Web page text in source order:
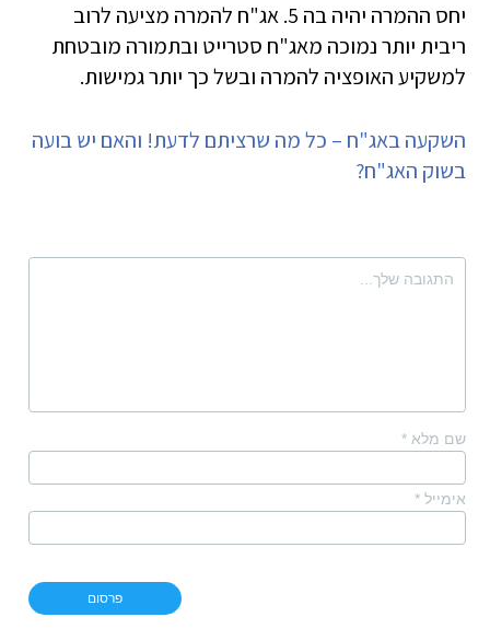
יחס ההמרה יהיה בה 5. אג"ח להמרה מציעה לרוב
ריבית יותר נמוכה מאג"ח סטרייט ובתמורה מובטחת
למשקיע האופציה להמרה ובשל כך יותר גמישות.
השקעה באג"ח – כל מה שרציתם לדעת! והאם יש בועה
בשוק האג"ח?
שם מלא *
אימייל *